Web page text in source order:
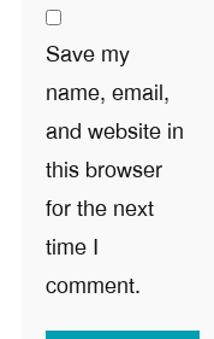
Save my
name, email,
and website in
this browser
for the next
time I
comment.